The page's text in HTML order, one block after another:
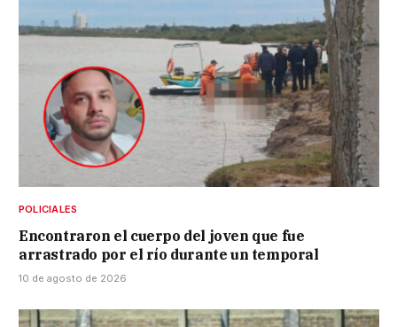
POLICIALES
Encontraron el cuerpo del joven que fue
arrastrado por el río durante un temporal
10 de agosto de 2026